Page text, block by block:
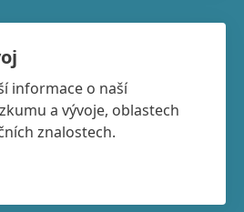
informace o naší
a vývoje, oblastech
znalostech.